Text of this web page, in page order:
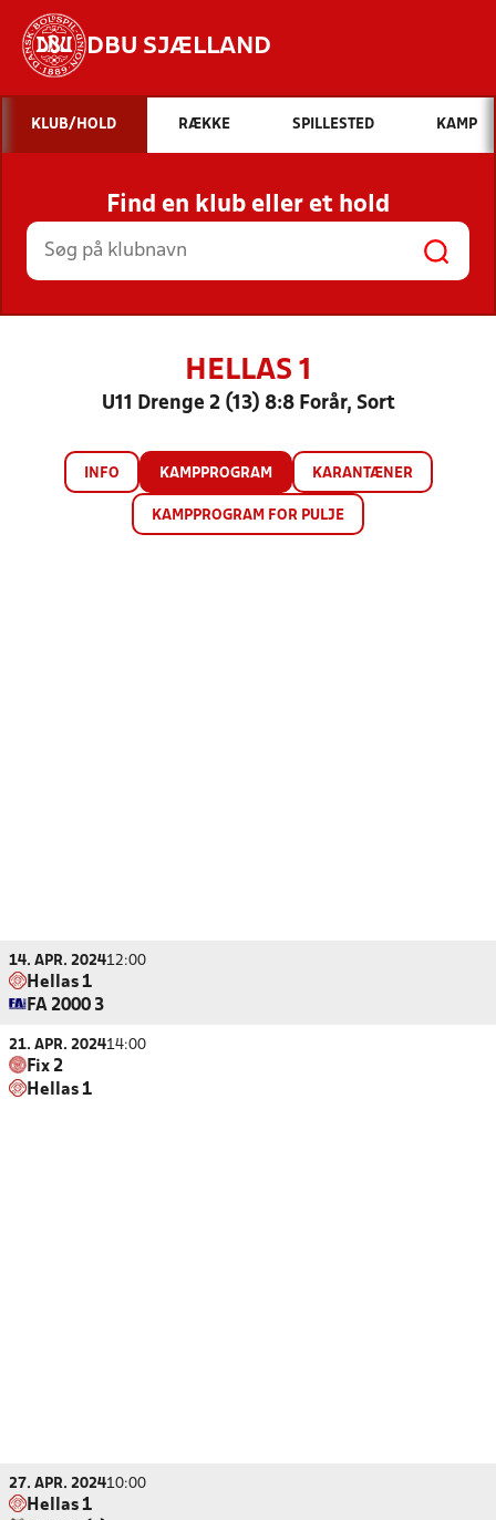
DBU SJÆLLAND
Hvad vil du søge efter?
INDHOLD OG NYHEDER
STILLINGER, RESULTATER, KLUBBER OG
HOLD
KLUB/HOLD RÆKKE SPILLESTED KAMP
Find en klub eller et hold
HELLAS 1
U11 Drenge 2 (13) 8:8 Forår, Sort
INFO KAMPPROGRAM KARANTÆNER
KAMPPROGRAM FOR PULJE
14. APR. 202412:00
Hellas 1
FA 2000 3
21. APR. 202414:00
Fix 2
Hellas 1
27. APR. 202410:00
Hellas 1